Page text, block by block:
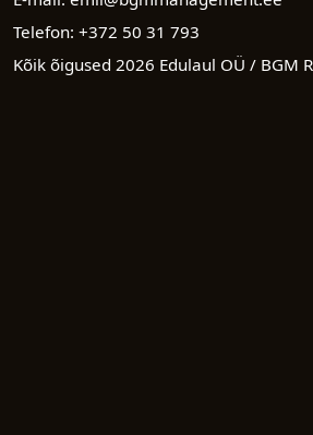
Telefon: +372 50 31 793
Kõik õigused 2026 Edulaul OÜ / BGM